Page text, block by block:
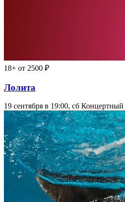
18+ от 2500 ₽
Лолита
19 сентября в 19:00, сб Концертный